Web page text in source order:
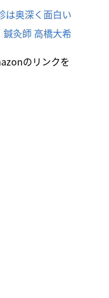
は奥深く面白い
鍼灸師 高橋大希
のリンクを